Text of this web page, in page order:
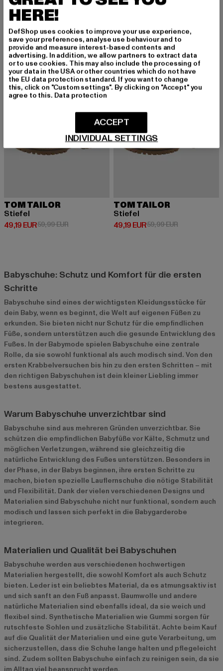
45,99 EUR
Derzeitiger Preis: 45,99 EUR
NEU -18%
TOM TAILOR
Stiefel
49,19 EUR
Derzeitiger Preis: 49,19 EUR
59,99 EURAktionspreis: 59,99 EUR
NEU -18%
TOM TAILOR
Stiefel
49,19 EUR
Derzeitiger Preis: 49,19 EUR
59,99 EURAktionspreis:
Babyschuhe: Schutz und Komfort für die ersten
Schritte
Babyschuhe sind eines der wichtigsten Kleidungsstücke für
dein Baby, wenn es beginnt, die Welt auf eigenen Füßen zu
erkunden. Sie bieten nicht nur Schutz für die empfindlichen
Füße, sondern unterstützen auch die gesunde Entwicklung des
Fußes. In der Babymode spielen Babyschuhe eine zentrale
Rolle, da sie sowohl funktional als auch modisch sind. Von den
ersten Krabbelversuchen bis hin zu den ersten Schritten – mit
den richtigen Babyschuhen ist dein kleiner Liebling immer
bestens ausgestattet.
Warum Babyschuhe unverzichtbar sind
Babyschuhe sind aus mehreren Gründen unverzichtbar. Sie
schützen die empfindlichen Babyfüße vor Kälte, Schmutz und
möglichen Verletzungen, während sie gleichzeitig die
natürliche Entwicklung des Fußes unterstützen. Besonders in
der Phase, in der Babys beginnen, ihre ersten Schritte zu
machen, bieten spezielle Lauflernschuhe die nötige Stabilität
und Flexibilität. Dank der vielen verschiedenen Designs und
Materialien sind Babyschuhe nicht nur funktional, sondern auch
modisch und lassen sich perfekt in die Babygarderobe
integrieren.
Materialien und Qualität bei Babyschuhen
Babyschuhe werden aus verschiedenen hochwertigen
Materialien hergestellt, die sowohl Komfort als auch Schutz
bieten. Leder ist ein beliebtes Material, da es atmungsaktiv ist
und sich sanft an den Fuß anpasst. Baumwolle und andere
natürliche Materialien sind ebenfalls ideal, da sie weich und
flexibel sind. Synthetische Materialien wie Gummi sorgen für
rutschfeste Sohlen und zusätzliche Stabilität. Achte beim Kauf
auf die Qualität der Materialien und eine gute Verarbeitung, um
sicherzustellen, dass die Schuhe lange halten und pflegeleicht
sind. Zudem sollten Babyschuhe einfach zu reinigen sein, da sie
HERE!
DefShop uses cookies to improve your use experience,
save your preferences, analyse use behaviour and to
provide and measure interest-based contents and
advertising. In addition, we allow partners to extract data
or to use cookies. This may also include the processing of
your data in the USA or other countries which do not have
the EU data protection standard. If you want to change
this, click on "Custom settings". By clicking on "Accept" you
agree to this. Data protection
INDIVIDUAL SETTINGS
ACCEPT